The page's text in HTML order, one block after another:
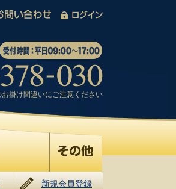
お掛け間違いにご注意ください
新規会員登録